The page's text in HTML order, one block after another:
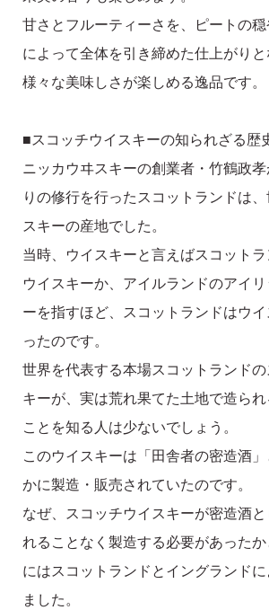
甘さとフルーティーさを、ピートの
によって全体を引き締めた仕上がりと
様々な美味しさが楽しめる逸品です。
■スコッチウイスキーの知られざる歴
ニッカウヰスキーの創業者・竹鶴政
りの修行を行ったスコットランドは
スキーの産地でした。
当時、ウイスキーと言えばスコット
ウイスキーか、アイルランドのアイ
ーを指すほど、スコットランドはウ
ったのです。
世界を代表する本場スコットランド
キーが、実は荒れ果てた土地で造ら
ことを知る人は少ないでしょう。
このウイスキーは「田舎者の密造酒
かに製造・販売されていたのです。
なぜ、スコッチウイスキーが密造酒
れることなく製造する必要があった
にはスコットランドとイングランド
ました。